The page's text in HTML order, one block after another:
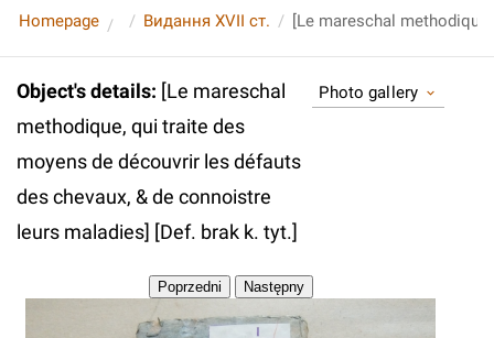
Homepage Видання XVII ст.
Object's details: [Le mareschal
methodique, qui traite des
moyens de découvrir les défauts
des chevaux, & de connoistre
leurs maladies] [Def. brak k. tyt.]
Photo gallery